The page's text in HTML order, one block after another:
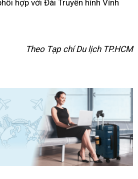
hợp với Đài Truyền hình Vĩnh
Theo Tạp chí Du lịch TP.HCM